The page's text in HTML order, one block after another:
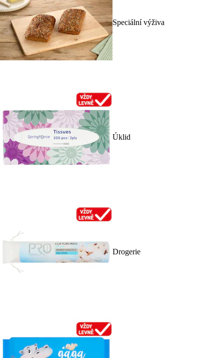
Speciální výživa
Úklid
Drogerie